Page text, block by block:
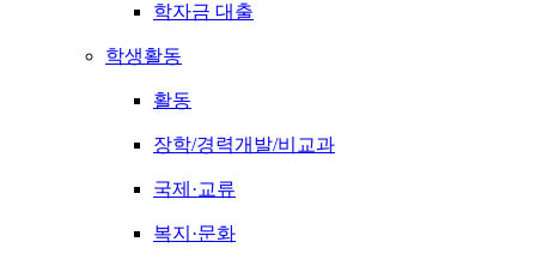
학자금 대출
학생활동
활동
장학/경력개발/비교과
국제·교류
복지·문화